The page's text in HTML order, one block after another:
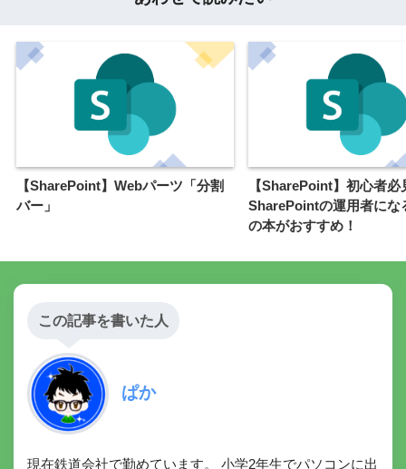
【SharePoint】Webパーツ「分割
バー」
【SharePoint】初心者必
SharePointの運用者にな
の本がおすすめ！
この記事を書いた人
ぱか
現在鉄道会社で勤めています。 小学2年生でパソコンに出